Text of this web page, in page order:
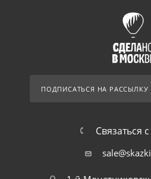
ПОДПИСАТЬСЯ НА РАССЫЛКУ
Связаться